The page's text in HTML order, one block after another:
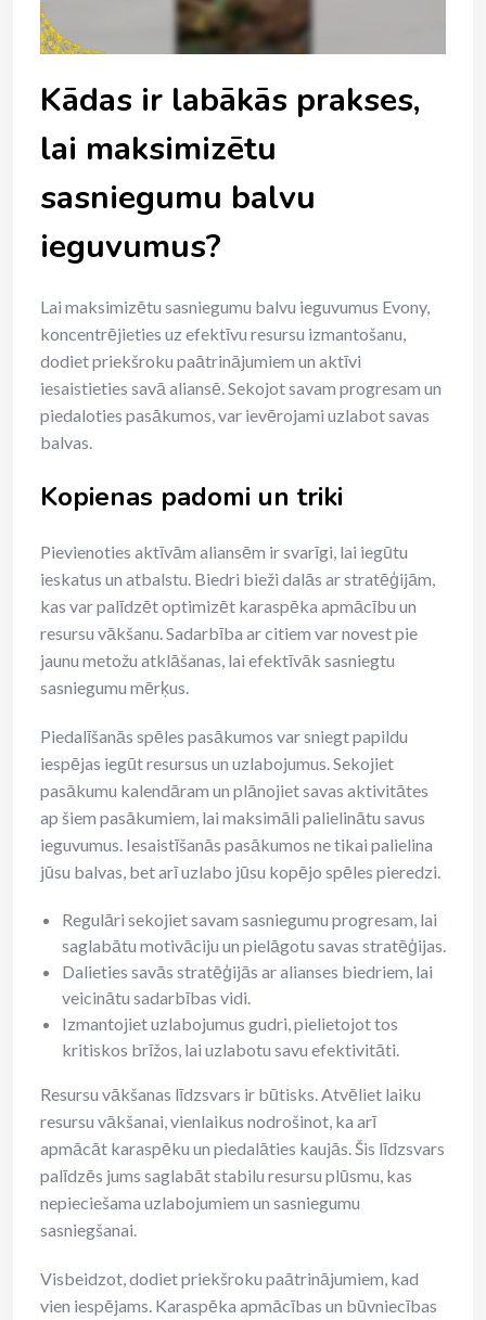
Kādas ir labākās prakses,
lai maksimizētu
sasniegumu balvu
ieguvumus?
Lai maksimizētu sasniegumu balvu ieguvumus Evony,
koncentrējieties uz efektīvu resursu izmantošanu,
dodiet priekšroku paātrinājumiem un aktīvi
iesaistieties savā aliansē. Sekojot savam progresam un
piedaloties pasākumos, var ievērojami uzlabot savas
balvas.
Kopienas padomi un triki
Pievienoties aktīvām aliansēm ir svarīgi, lai iegūtu
ieskatus un atbalstu. Biedri bieži dalās ar stratēģijām,
kas var palīdzēt optimizēt karaspēka apmācību un
resursu vākšanu. Sadarbība ar citiem var novest pie
jaunu metožu atklāšanas, lai efektīvāk sasniegtu
sasniegumu mērķus.
Piedalīšanās spēles pasākumos var sniegt papildu
iespējas iegūt resursus un uzlabojumus. Sekojiet
pasākumu kalendāram un plānojiet savas aktivitātes
ap šiem pasākumiem, lai maksimāli palielinātu savus
ieguvumus. Iesaistīšanās pasākumos ne tikai palielina
jūsu balvas, bet arī uzlabo jūsu kopējo spēles pieredzi.
Regulāri sekojiet savam sasniegumu progresam, lai
saglabātu motivāciju un pielāgotu savas stratēģijas.
Dalieties savās stratēģijās ar alianses biedriem, lai
veicinātu sadarbības vidi.
Izmantojiet uzlabojumus gudri, pielietojot tos
kritiskos brīžos, lai uzlabotu savu efektivitāti.
Resursu vākšanas līdzsvars ir būtisks. Atvēliet laiku
resursu vākšanai, vienlaikus nodrošinot, ka arī
apmācāt karaspēku un piedalāties kaujās. Šis līdzsvars
palīdzēs jums saglabāt stabilu resursu plūsmu, kas
nepieciešama uzlabojumiem un sasniegumu
sasniegšanai.
Visbeidzot, dodiet priekšroku paātrinājumiem, kad
vien iespējams. Karaspēka apmācības un būvniecības